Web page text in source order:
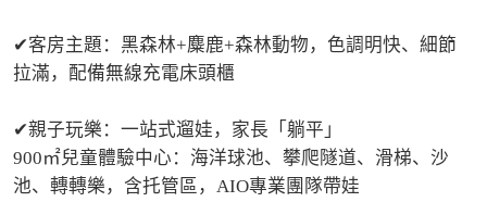
✔客房主題：黑森林+麋鹿+森林動物，色調明快、細節
拉滿，配備無線充電床頭櫃
✔親子玩樂：一站式遛娃，家長「躺平」
900㎡兒童體驗中心：海洋球池、攀爬隧道、滑梯、沙
池、轉轉樂，含托管區，AIO專業團隊帶娃